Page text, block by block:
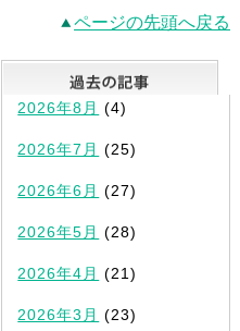
ページの先頭へ戻る
最新記事一覧
2026年8月 (4)
2026年7月 (25)
2026年6月 (27)
2026年5月 (28)
2026年4月 (21)
2026年3月 (23)